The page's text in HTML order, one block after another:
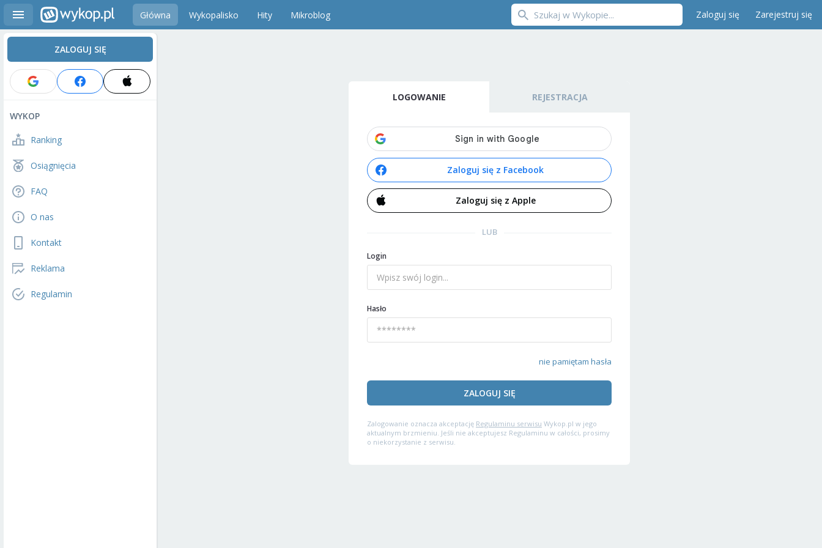
Główna Wykopalisko Hity Mikroblog Zaloguj się Zarejestruj się
ZALOGUJ SIĘ
WYKOP
Ranking
Osiągnięcia
FAQ
O nas
Kontakt
Reklama
Regulamin
LOGOWANIE REJESTRACJA
Zaloguj się z Facebook
Zaloguj się z Apple
LUB
Login
Hasło
nie pamiętam hasła
ZALOGUJ SIĘ
Zalogowanie oznacza akceptację Regulaminu serwisu Wykop.pl w jego
aktualnym brzmieniu. Jeśli nie akceptujesz Regulaminu w całości, prosimy
o niekorzystanie z serwisu.